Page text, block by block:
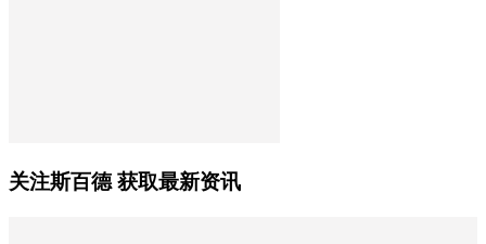
关注斯百德 获取最新资讯